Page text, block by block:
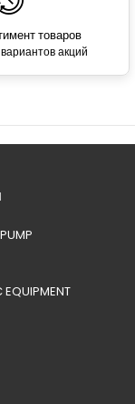
товаров
акций
EQUIPMENT